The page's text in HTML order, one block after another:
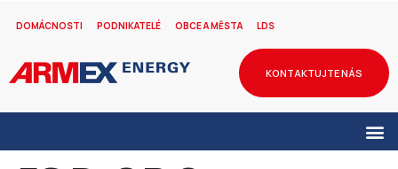
DOMÁCNOSTI PODNIKATELÉ OBCE A MĚSTA LDS
KONTAKTUJTE NÁS